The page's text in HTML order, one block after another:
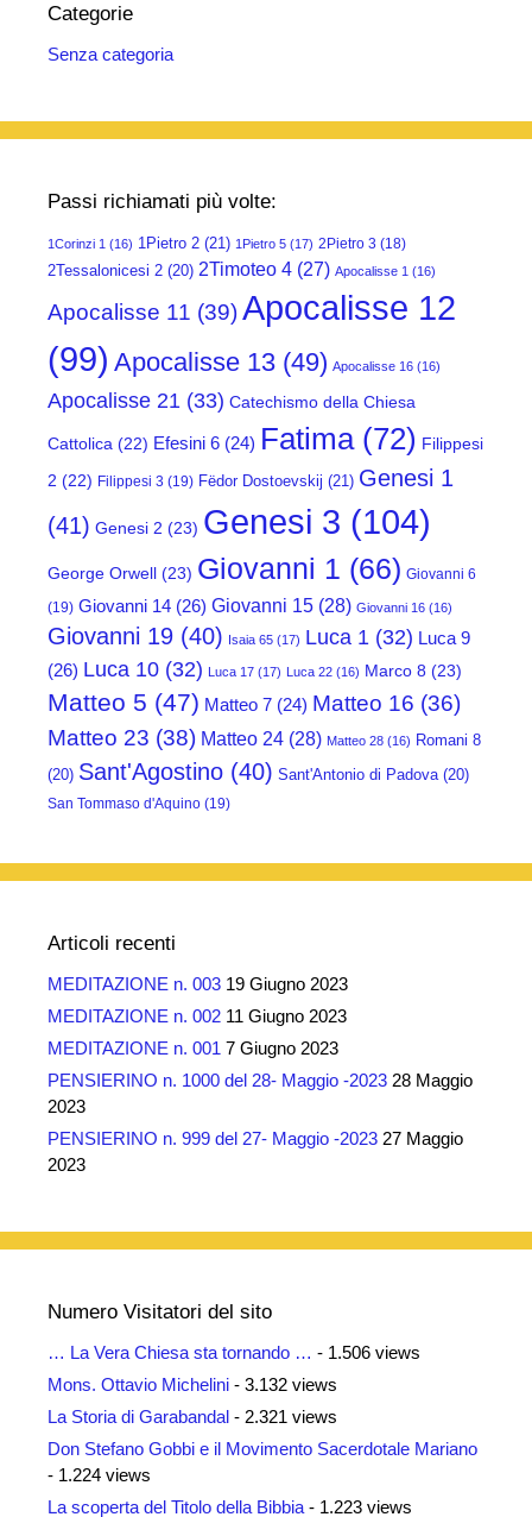
Categorie
Senza categoria
Passi richiamati più volte:
1Corinzi 1 (16) 1Pietro 2 (21) 1Pietro 5 (17) 2Pietro 3 (18)
2Tessalonicesi 2 (20) 2Timoteo 4 (27) Apocalisse 1 (16)
Apocalisse 11 (39)Apocalisse 12
(99) Apocalisse 13 (49) Apocalisse 16 (16)
Apocalisse 21 (33) Catechismo della Chiesa
Cattolica (22) Efesini 6 (24) Fatima(72) Filippesi
2 (22) Filippesi 3 (19) Fëdor Dostoevskij (21) Genesi 1
(41) Genesi 2 (23) Genesi 3 (104)
George Orwell (23) Giovanni 1 (66) Giovanni 6
(19) Giovanni 14 (26) Giovanni 15 (28) Giovanni 16 (16)
Giovanni 19 (40) Isaia 65 (17) Luca 1 (32) Luca 9
(26) Luca 10 (32) Luca 17 (17) Luca 22 (16) Marco 8 (23)
Matteo 5 (47) Matteo 7 (24) Matteo 16 (36)
Matteo 23 (38) Matteo 24 (28) Matteo 28 (16) Romani 8
(20) Sant'Agostino (40) Sant'Antonio di Padova (20)
San Tommaso d'Aquino (19)
Articoli recenti
MEDITAZIONE n. 003 19 Giugno 2023
MEDITAZIONE n. 002 11 Giugno 2023
MEDITAZIONE n. 001 7 Giugno 2023
PENSIERINO n. 1000 del 28- Maggio -2023 28 Maggio
2023
PENSIERINO n. 999 del 27- Maggio -2023 27 Maggio
2023
Numero Visitatori del sito
… La Vera Chiesa sta tornando … - 1.506 views
Mons. Ottavio Michelini - 3.132 views
La Storia di Garabandal - 2.321 views
Don Stefano Gobbi e il Movimento Sacerdotale Mariano
- 1.224 views
La scoperta del Titolo della Bibbia - 1.223 views